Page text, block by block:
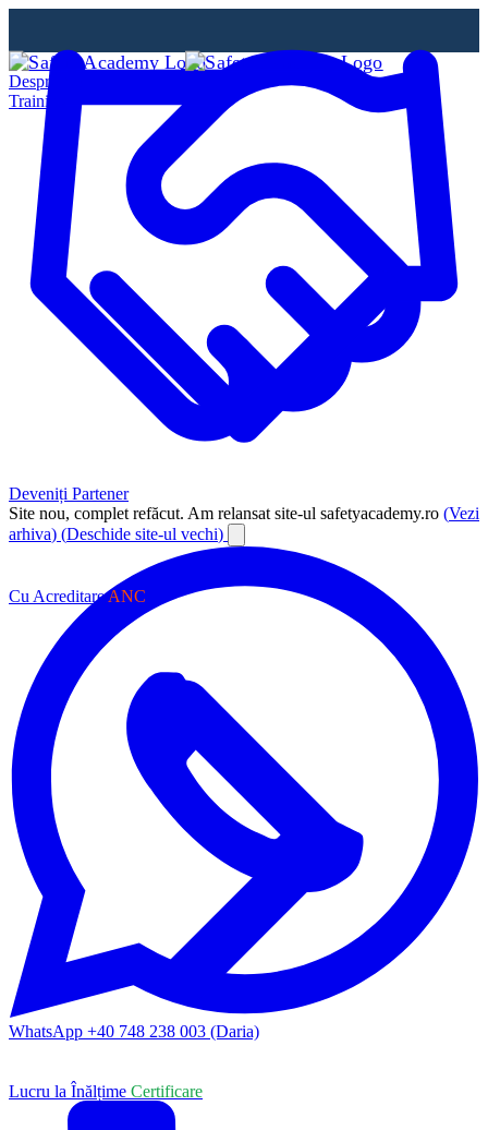
Deveniți Partener
Site nou, complet refăcut. Am relansat site-ul safetyacademy.ro (Vezi
arhiva) (Deschide site-ul vechi)
WhatsApp +40 748 238 003 (Daria)
Despre Noi
Training
Cu AcreditareANC
Lucru la Înălțime Certificare